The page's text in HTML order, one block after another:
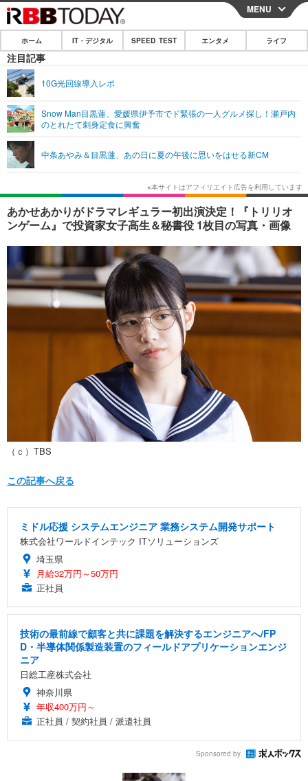
CLOSE
ホーム
IT・デジタル
ネタ
ショッピング その他
SPEED TEST
エンタメ
エンタメTOP 映画・ドラマ
韓国・芸能
音楽 スポーツ
ショッピング その他
ライフ
ライフTOP グルメ
ペット ショッピング
その他
リリース一覧
プッシュ通知の停止方法
MENU
ホーム IT・デジタル SPEED TEST エンタメ ライフ
注目記事
10G光回線導入レポ
Snow Man目黒蓮、愛媛県伊予市でド緊張の一人グルメ探し！瀬戸内
のとれたて刺身定食に興奮
中条あやみ＆目黒蓮、あの日に夏の午後に思いをはせる新CM
あかせあかりがドラマレギュラー初出演決定！『トリリオ
ンゲーム』で投資家女子高生＆秘書役 1枚目の写真・画像
（ｃ）TBS
この記事へ戻る
ミドル応援 システムエンジニア 業務システム開発サポート
株式会社ワールドインテック ITソリューションズ
埼玉県
月給32万円～50万円
正社員
技術の最前線で顧客と共に課題を解決するエンジニアへ/FP
D・半導体関係製造装置のフィールドアプリケーションエンジ
ニア
日総工産株式会社
神奈川県
年収400万円～
正社員 / 契約社員 / 派遣社員
Sponsored by